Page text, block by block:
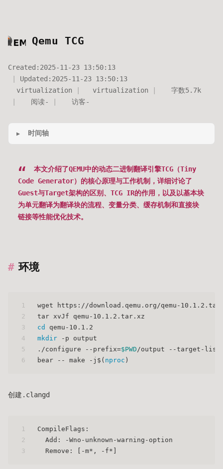
Qemu TCG
Created: 2025-11-23 13:50:13
Updated: 2025-11-23 13:50:13
virtualization
virtualization 字数5.7k
阅读- 访客-
时间轴
本文介绍了QEMU中的动态二进制翻译引擎TCG（Tiny
Code Generator）的核心原理与工作机制，详细讨论了
Guest与Target架构的区别、TCG IR的作用，以及以基本块
为单元翻译为翻译块的流程、变量分类、缓存机制和直接块
链接等性能优化技术。
环境
1
2
3
4
5
6
wget https://download.qemu.org/qemu-
tar xvJf qemu-10.1.2.tar.xz
cd
qemu-10.1.2
mkdir -p output
./configure --prefix=$PWD/output --target-
bear -- make -j$( nproc )
创建.clangd
1
2
3
CompileFlags:
  Add: -Wno-unknown-warning-option
  Remove: [-m*, -f*]